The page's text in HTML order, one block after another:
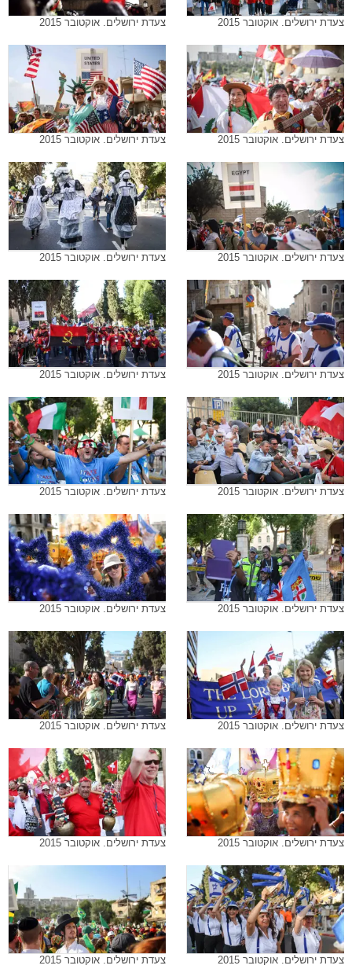
צעדת ירושלים. אוקטובר 2015 צעדת ירושלים. אוקטובר 2015
צעדת ירושלים. אוקטובר 2015 צעדת ירושלים. אוקטובר 2015
צעדת ירושלים. אוקטובר 2015 צעדת ירושלים. אוקטובר 2015
צעדת ירושלים. אוקטובר 2015 צעדת ירושלים. אוקטובר 2015
צעדת ירושלים. אוקטובר 2015 צעדת ירושלים. אוקטובר 2015
צעדת ירושלים. אוקטובר 2015 צעדת ירושלים. אוקטובר 2015
צעדת ירושלים. אוקטובר 2015 צעדת ירושלים. אוקטובר 2015
צעדת ירושלים. אוקטובר 2015 צעדת ירושלים. אוקטובר 2015
צעדת ירושלים. אוקטובר 2015 צעדת ירושלים. אוקטובר 2015